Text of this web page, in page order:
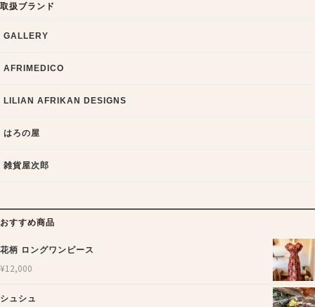
取扱ブランド
GALLERY
AFRIMEDICO
LILIAN AFRIKAN DESIGNS
はろの屋
雑貨屋次郎
おすすめ商品
花柄 ロングワンピース
¥12,000
シュシュ